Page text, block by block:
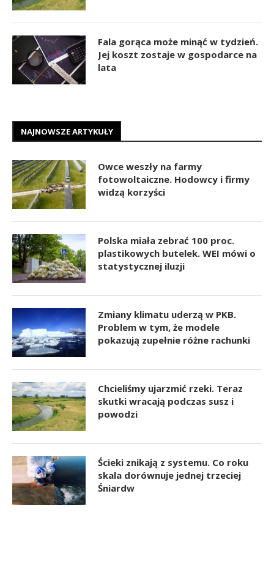
Fala gorąca może minąć w tydzień.
Jej koszt zostaje w gospodarce na
lata
NAJNOWSZE ARTYKUŁY
Owce weszły na farmy
fotowoltaiczne. Hodowcy i firmy
widzą korzyści
Polska miała zebrać 100 proc.
plastikowych butelek. WEI mówi o
statystycznej iluzji
Zmiany klimatu uderzą w PKB.
Problem w tym, że modele
pokazują zupełnie różne rachunki
Chcieliśmy ujarzmić rzeki. Teraz
skutki wracają podczas susz i
powodzi
Ścieki znikają z systemu. Co roku
skala dorównuje jednej trzeciej
Śniardw